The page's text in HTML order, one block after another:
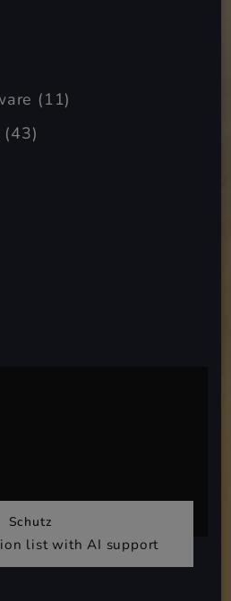
(11)
(43)
Schutz
list with AI support